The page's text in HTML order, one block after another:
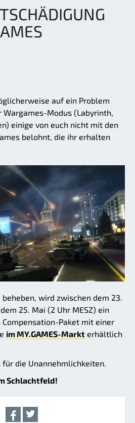
auf ein Problem
Wargames-Modus (Labyrinth,
einige von euch nicht mit den
belohnt, die ihr erhalten
wird zwischen dem 23.
25. Mai (2 Uhr MESZ) ein
Paket mit einer
im MY.GAMES-Markt erhältlich
die Unannehmlichkeiten.
Schlachtfeld!